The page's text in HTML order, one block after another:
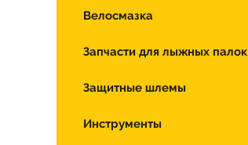
Велосмазка
Запчасти для лыжных палок
Защитные шлемы
Инструменты